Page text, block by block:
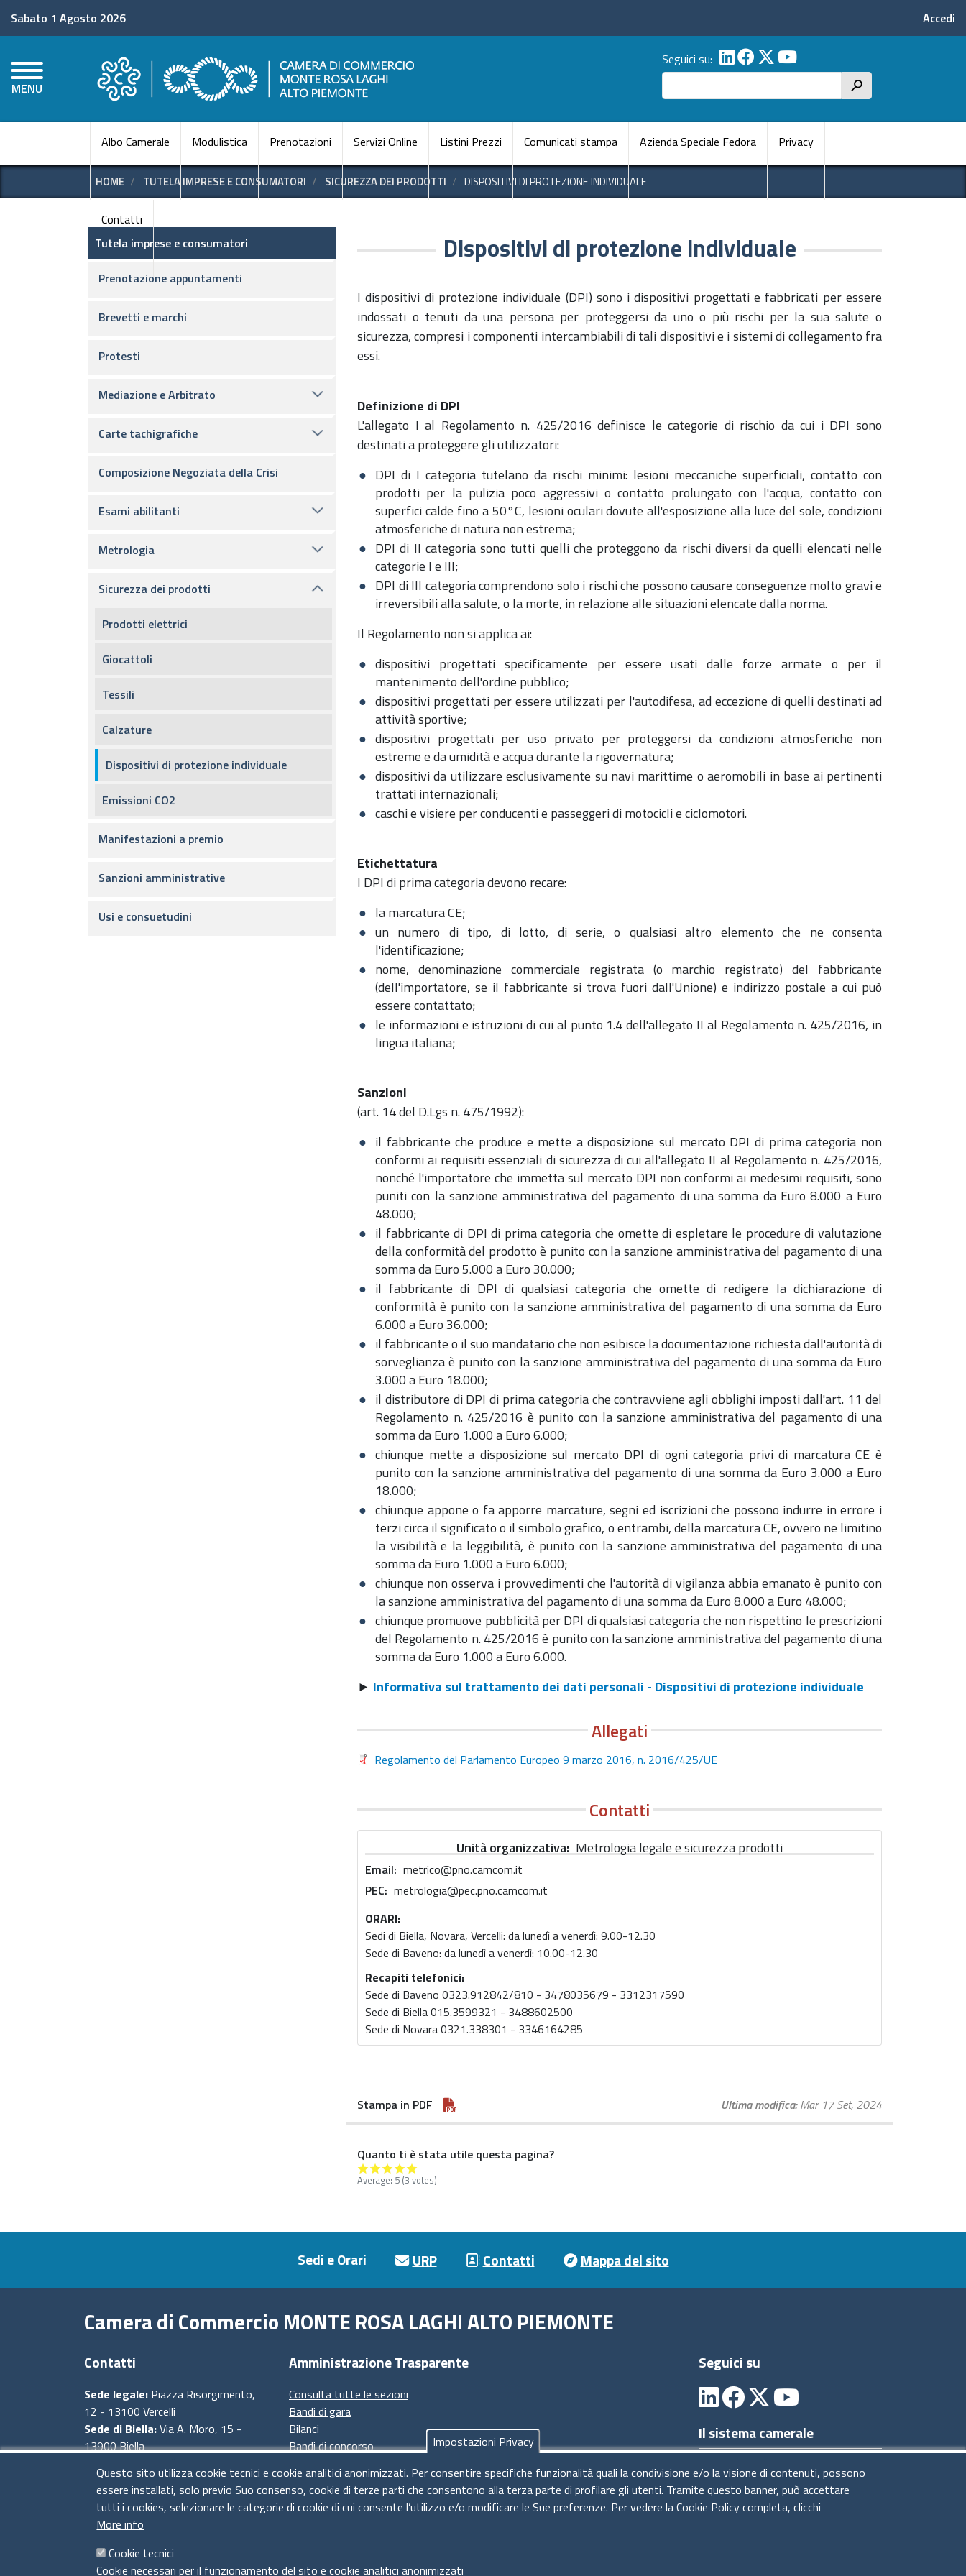
Sabato 1 Agosto 2026 Accedi
MENU
Seguici su:
Cerca
h
Navigazione principale
Albo Camerale Modulistica Prenotazioni Servizi Online Listini Prezzi Comunicati stampa Azienda Speciale Fedora Privacy
Contatti
HOME TUTELA IMPRESE E CONSUMATORI SICUREZZA DEI PRODOTTI DISPOSITIVI DI PROTEZIONE INDIVIDUALE
Dispositivi di protezione individuale
I dispositivi di protezione individuale (DPI) sono i dispositivi progettati e fabbricati per essere
indossati o tenuti da una persona per proteggersi da uno o più rischi per la sua salute o
sicurezza, compresi i componenti intercambiabili di tali dispositivi e i sistemi di collegamento fra
essi.
Definizione di DPI
L'allegato I al Regolamento n. 425/2016 definisce le categorie di rischio da cui i DPI sono
destinati a proteggere gli utilizzatori:
DPI di I categoria tutelano da rischi minimi: lesioni meccaniche superficiali, contatto con
prodotti per la pulizia poco aggressivi o contatto prolungato con l'acqua, contatto con
superfici calde fino a 50°C, lesioni oculari dovute all'esposizione alla luce del sole, condizioni
atmosferiche di natura non estrema;
DPI di II categoria sono tutti quelli che proteggono da rischi diversi da quelli elencati nelle
categorie I e III;
DPI di III categoria comprendono solo i rischi che possono causare conseguenze molto gravi e
irreversibili alla salute, o la morte, in relazione alle situazioni elencate dalla norma.
Il Regolamento non si applica ai:
dispositivi progettati specificamente per essere usati dalle forze armate o per il
mantenimento dell'ordine pubblico;
dispositivi progettati per essere utilizzati per l'autodifesa, ad eccezione di quelli destinati ad
attività sportive;
dispositivi progettati per uso privato per proteggersi da condizioni atmosferiche non
estreme e da umidità e acqua durante la rigovernatura;
dispositivi da utilizzare esclusivamente su navi marittime o aeromobili in base ai pertinenti
trattati internazionali;
caschi e visiere per conducenti e passeggeri di motocicli e ciclomotori.
Etichettatura
I DPI di prima categoria devono recare:
la marcatura CE;
un numero di tipo, di lotto, di serie, o qualsiasi altro elemento che ne consenta
l'identificazione;
nome, denominazione commerciale registrata (o marchio registrato) del fabbricante
(dell'importatore, se il fabbricante si trova fuori dall'Unione) e indirizzo postale a cui può
essere contattato;
le informazioni e istruzioni di cui al punto 1.4 dell'allegato II al Regolamento n. 425/2016, in
lingua italiana;
Sanzioni
(art. 14 del D.Lgs n. 475/1992):
il fabbricante che produce e mette a disposizione sul mercato DPI di prima categoria non
conformi ai requisiti essenziali di sicurezza di cui all'allegato II al Regolamento n. 425/2016,
nonché l'importatore che immetta sul mercato DPI non conformi ai medesimi requisiti, sono
puniti con la sanzione amministrativa del pagamento di una somma da Euro 8.000 a Euro
48.000;
il fabbricante di DPI di prima categoria che omette di espletare le procedure di valutazione
della conformità del prodotto è punito con la sanzione amministrativa del pagamento di una
somma da Euro 5.000 a Euro 30.000;
il fabbricante di DPI di qualsiasi categoria che omette di redigere la dichiarazione di
conformità è punito con la sanzione amministrativa del pagamento di una somma da Euro
6.000 a Euro 36.000;
il fabbricante o il suo mandatario che non esibisce la documentazione richiesta dall'autorità di
sorveglianza è punito con la sanzione amministrativa del pagamento di una somma da Euro
3.000 a Euro 18.000;
il distributore di DPI di prima categoria che contravviene agli obblighi imposti dall'art. 11 del
Regolamento n. 425/2016 è punito con la sanzione amministrativa del pagamento di una
somma da Euro 1.000 a Euro 6.000;
chiunque mette a disposizione sul mercato DPI di ogni categoria privi di marcatura CE è
punito con la sanzione amministrativa del pagamento di una somma da Euro 3.000 a Euro
18.000;
chiunque appone o fa apporre marcature, segni ed iscrizioni che possono indurre in errore i
terzi circa il significato o il simbolo grafico, o entrambi, della marcatura CE, ovvero ne limitino
la visibilità e la leggibilità, è punito con la sanzione amministrativa del pagamento di una
somma da Euro 1.000 a Euro 6.000;
chiunque non osserva i provvedimenti che l'autorità di vigilanza abbia emanato è punito con
la sanzione amministrativa del pagamento di una somma da Euro 8.000 a Euro 48.000;
chiunque promuove pubblicità per DPI di qualsiasi categoria che non rispettino le prescrizioni
del Regolamento n. 425/2016 è punito con la sanzione amministrativa del pagamento di una
somma da Euro 1.000 a Euro 6.000.
► Informativa sul trattamento dei dati personali - Dispositivi di protezione individuale
Allegati
Regolamento del Parlamento Europeo 9 marzo 2016, n. 2016/425/UE
Contatti
Unità organizzativa Metrologia legale e sicurezza prodotti
Email metrico@pno.camcom.it
PEC metrologia@pec.pno.camcom.it
ORARI:
Sedi di Biella, Novara, Vercelli: da lunedì a venerdì: 9.00-12.30
Sede di Baveno: da lunedì a venerdì: 10.00-12.30
Recapiti telefonici:
Sede di Baveno 0323.912842/810 - 3478035679 - 3312317590
Sede di Biella 015.3599321 - 3488602500
Sede di Novara 0321.338301 - 3346164285
Stampa in PDF Ultima modifica Mar 17 Set, 2024
Quanto ti è stata utile questa pagina?
Average: 5 (3 votes)
Tutela imprese e consumatori
Tutela imprese e consumatori
Prenotazione appuntamenti
Brevetti e marchi
Protesti
Mediazione e Arbitrato
Carte tachigrafiche
Composizione Negoziata della Crisi
Esami abilitanti
Metrologia
Sicurezza dei prodotti
Prodotti elettrici
Giocattoli
Tessili
Calzature
Dispositivi di protezione individuale
Emissioni CO​​​​​​​​​​​​​​2​​​​​​​
Manifestazioni a premio
Sanzioni amministrative
Usi e consuetudini
Sedi e Orari URP Contatti Mappa del sito
Camera di Commercio MONTE ROSA LAGHI ALTO PIEMONTE
Contatti
Sede legale: Piazza Risorgimento,
12 - 13100 Vercelli
Sede di Biella:Via A. Moro, 15 -
13900 Biella
4 - 28100 Novara
Sede di Baveno:Strada Statale del
Sempione, 4 - 28831 Baveno (VB)
CF e Partita Iva:
PEC: cciaa@pec.pno.camcom.it
Codice univoco ufficio fatturazione
Amministrazione Trasparente
Consulta tutte le sezioni
Bandi di gara
Bilanci
Bandi di concorso
Provvedimenti
Seguici su
Il sistema camerale
Impostazioni Privacy
Questo sito utilizza cookie tecnici e cookie analitici anonimizzati. Per consentire specifiche funzionalità quali la condivisione e/o la visione di contenuti, possono
essere installati, solo previo Suo consenso, cookie di terze parti che consentono alla terza parte di profilare gli utenti. Tramite questo banner, può accettare
tutti i cookies, selezionare le categorie di cookie di cui consente l’utilizzo e/o modificare le Sue preferenze. Per vedere la Cookie Policy completa, clicchi
More info
Cookie tecnici
Cookie necessari per il funzionamento del sito e cookie analitici anonimizzati